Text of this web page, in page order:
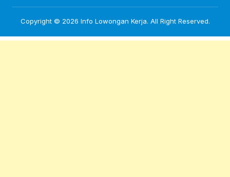
Copyright © 2026 Info Lowongan Kerja. All Right Reserved.